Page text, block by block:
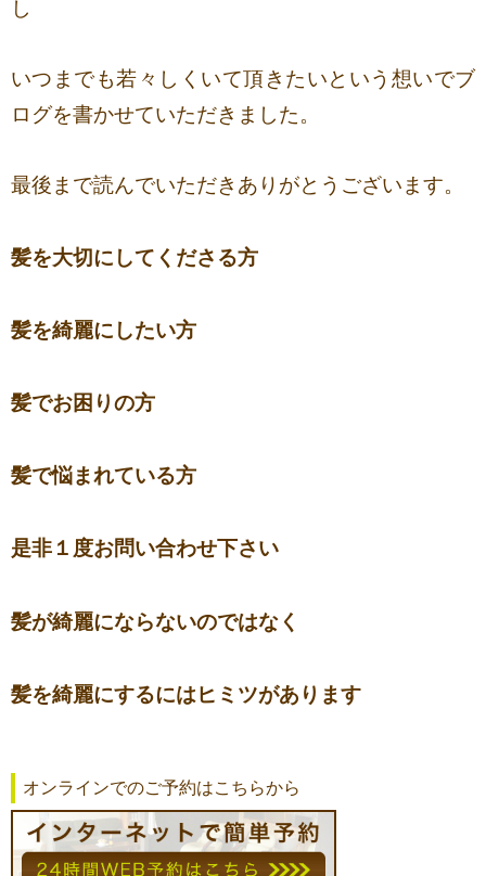
し
いつまでも若々しくいて頂きたいという想いでブ
ログを書かせていただきました。
最後まで読んでいただきありがとうございます。
髪を大切にしてくださる方
髪を綺麗にしたい方
髪でお困りの方
髪で悩まれている方
是非１度お問い合わせ下さい
髪が綺麗にならないのではなく
髪を綺麗にするにはヒミツがあります
オンラインでのご予約はこちらから